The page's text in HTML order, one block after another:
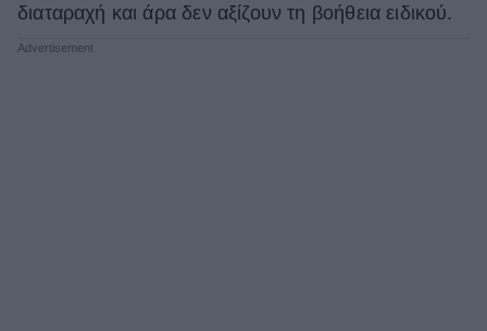
διαταραχή και άρα δεν αξίζουν τη βοήθεια ειδικού.